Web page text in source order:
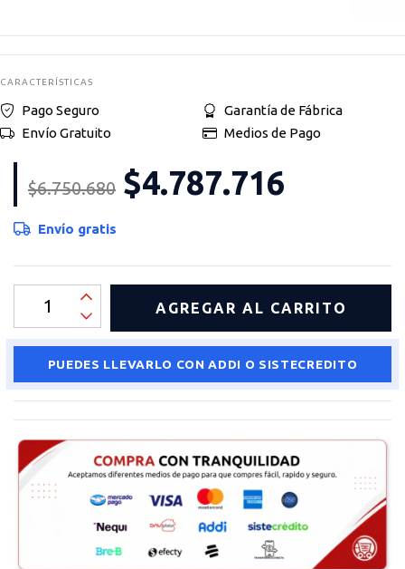
CARACTERÍSTICAS
Pago Seguro
Envío Gratuito
Garantía de Fábrica
Medios de Pago
$6.750.680 $4.787.716
Envío gratis
PUEDES LLEVARLO CON ADDI O SISTECREDITO